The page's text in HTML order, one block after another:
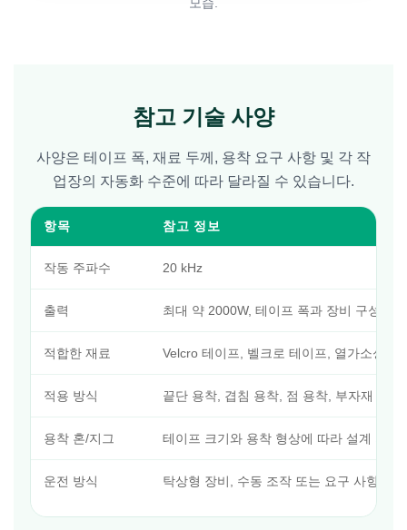
참고 기술 사양
사양은 테이프 폭, 재료 두께, 용착 요구 사항 및 각 작
업장의 자동화 수준에 따라 달라질 수 있습니다.
항목 참고 정보
작동 주파수 20 kHz
출력 최대 약 2000W, 테이프 폭과 장비 구성에
적합한 재료 Velcro 테이프, 벨크로 테이프, 열가소성
적용 방식 끝단 용착, 겹침 용착, 점 용착, 부자재 세부
용착 혼/지그 테이프 크기와 용착 형상에 따라 설계 가능
운전 방식 탁상형 장비, 수동 조작 또는 요구 사항에